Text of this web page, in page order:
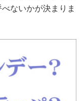
ないかが決まりま